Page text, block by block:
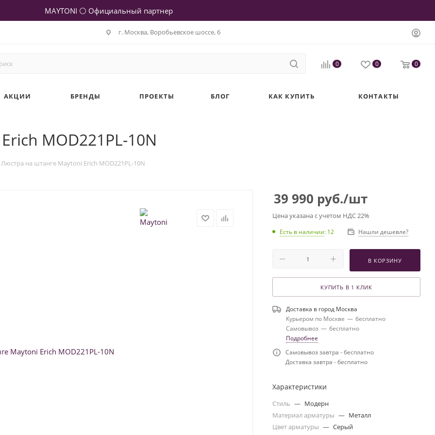
MAYTONI ⚪ Официальный партнер
г. Москва, Воробьевское шоссе, 6
0 0 0
АКЦИИ БРЕНДЫ ПРОЕКТЫ БЛОГ КАК КУПИТЬ КОНТАКТЫ
MOD221PL-10N
Люстра на штанге Maytoni Erich MOD221PL-10N
39 990 руб./шт
Цена указана с учетом НДС 22%
Есть в наличии: 12 Нашли дешевле?
В КОРЗИНУ
КУПИТЬ В 1 КЛИК
Доставка в город Москва
Курьером по Москве — бесплатно
Самовывоз — бесплатно
Подробнее
Самовывоз завтра - бесплатно
Доставка завтра - бесплатно
Характеристики
Стиль — Модерн
Материал арматуры — Металл
Цвет арматуры — Серый